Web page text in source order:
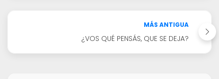
MÁS ANTIGUA
¿VOS QUÉ PENSÁS, QUE SE DEJA?